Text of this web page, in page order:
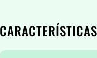
CARACTERÍSTICAS